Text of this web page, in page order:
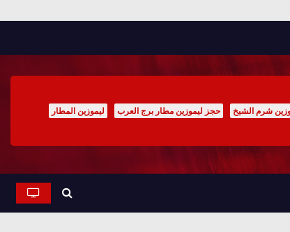
شرم الشيخ حجز ليموزين مطار برج العرب
ليموزين المطار